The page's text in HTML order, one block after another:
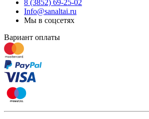
8 (3852) 69-25-02
Info@sanaltai.ru
Мы в соцсетях
Вариант оплаты